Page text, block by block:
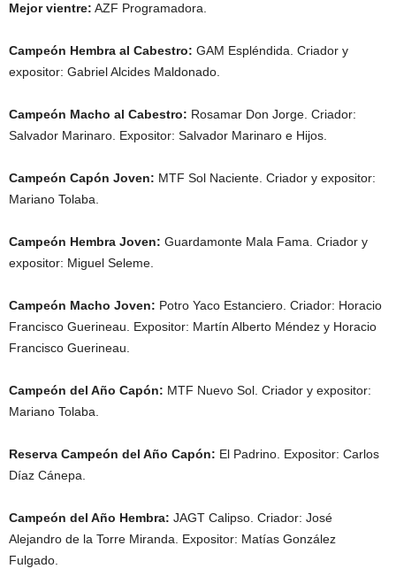
Mejor vientre: AZF Programadora.
Campeón Hembra al Cabestro: GAM Espléndida. Criador y
expositor: Gabriel Alcides Maldonado.
Campeón Macho al Cabestro: Rosamar Don Jorge. Criador:
Salvador Marinaro. Expositor: Salvador Marinaro e Hijos.
Campeón Capón Joven: MTF Sol Naciente. Criador y expositor:
Mariano Tolaba.
Campeón Hembra Joven: Guardamonte Mala Fama. Criador y
expositor: Miguel Seleme.
Campeón Macho Joven: Potro Yaco Estanciero. Criador: Horacio
Francisco Guerineau. Expositor: Martín Alberto Méndez y Horacio
Francisco Guerineau.
Campeón del Año Capón: MTF Nuevo Sol. Criador y expositor:
Mariano Tolaba.
Reserva Campeón del Año Capón: El Padrino. Expositor: Carlos
Díaz Cánepa.
Campeón del Año Hembra: JAGT Calipso. Criador: José
Alejandro de la Torre Miranda. Expositor: Matías González
Fulgado.